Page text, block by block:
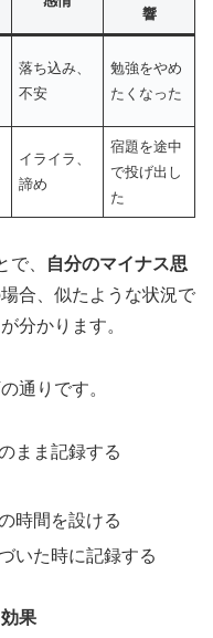
響
落ち込み、
不安
勉強をやめ
たくなった
イライラ、
諦め
宿題を途中
で投げ出し
た
、
自分のマイナス思
合、似たような状況で
分かります。
通りです。
まま記録する
時間を設ける
いた時に記録する
果